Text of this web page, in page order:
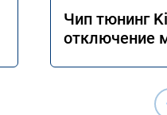
Чип тюнинг
отключение